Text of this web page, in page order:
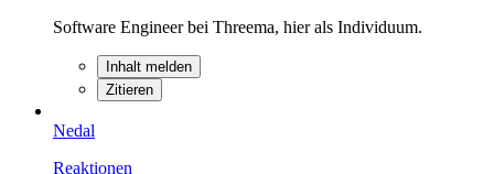
Software Engineer bei Threema, hier als Individuum.
Inhalt melden
Zitieren
Nedal
Reaktionen